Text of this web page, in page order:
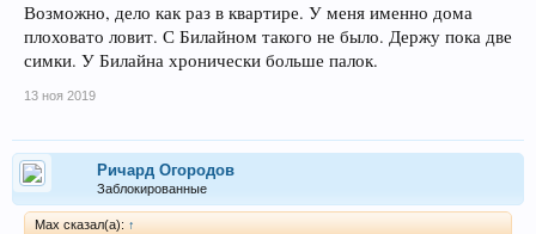
Возможно, дело как раз в квартире. У меня именно дома
плоховато ловит. С Билайном такого не было. Держу пока две
симки. У Билайна хронически больше палок.
13 ноя 2019
Ричард Огородов
Заблокированные
Max сказал(а): ↑